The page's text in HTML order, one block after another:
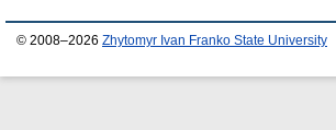
© 2008–2026 Zhytomyr Ivan Franko State University